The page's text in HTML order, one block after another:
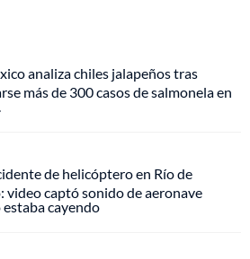
analiza chiles jalapeños tras
más de 300 casos de salmonela en
de helicóptero en Río de
video captó sonido de aeronave
cayendo